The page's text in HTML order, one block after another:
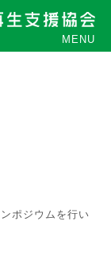
MENU
ポジウムを行い